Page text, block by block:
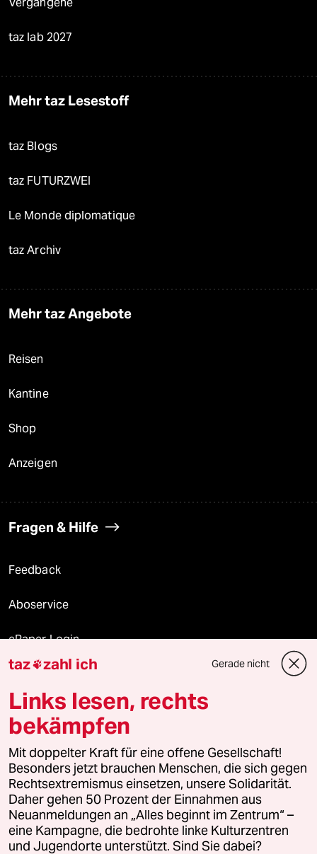
taz lab 2027
Mehr taz Lesestoff
taz Blogs
taz FUTURZWEI
Le Monde diplomatique
taz Archiv
Mehr taz Angebote
Reisen
Kantine
Shop
Anzeigen
Fragen & Hilfe
Feedback
Aboservice
ePaper Login
Downloads für Abonnierende
© 2026 taz Verlags und Vertriebs GmbH
Alle Rechte vorbehalten. Bei rechtlichen Fragen oder für Genehmigungen
wenden Sie sich bitte an
lizenzen@taz.de
Feedback Redaktionsstatut Kommune-Richtlinien
Leitlinie Informant Datenschutz Impressum AGB
taz zahl ich Gerade nicht
Links lesen, rechts
bekämpfen
Mit doppelter Kraft für eine offene Gesellschaft!
Besonders jetzt brauchen Menschen, die sich gegen
Rechtsextremismus einsetzen, unsere Solidarität.
Daher gehen 50 Prozent der Einnahmen aus
Neuanmeldungen an „Alles beginnt im Zentrum“ –
eine Kampagne, die bedrohte linke Kulturzentren
und Jugendorte unterstützt. Sind Sie dabei?